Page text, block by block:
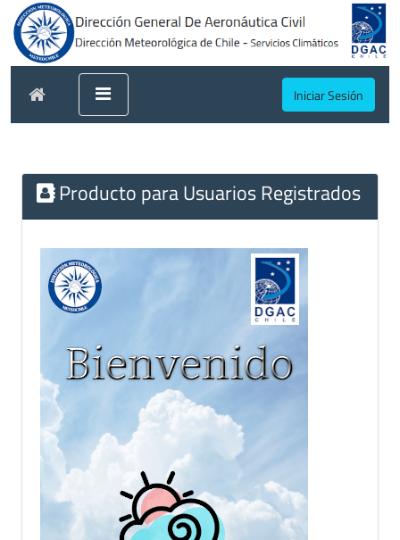
Iniciar Sesión
Producto para Usuarios Registrados